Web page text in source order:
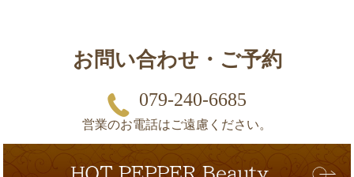
お問い合わせ・ご予約
079-240-6685
営業のお電話はご遠慮ください。